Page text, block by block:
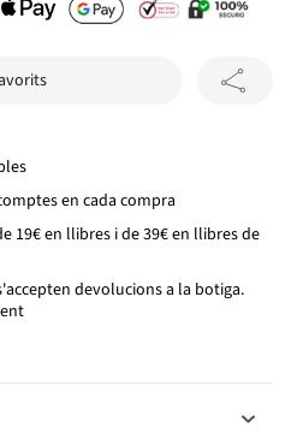
en cada compra
19€ en llibres i de 39€ en llibres de
devolucions a la botiga.